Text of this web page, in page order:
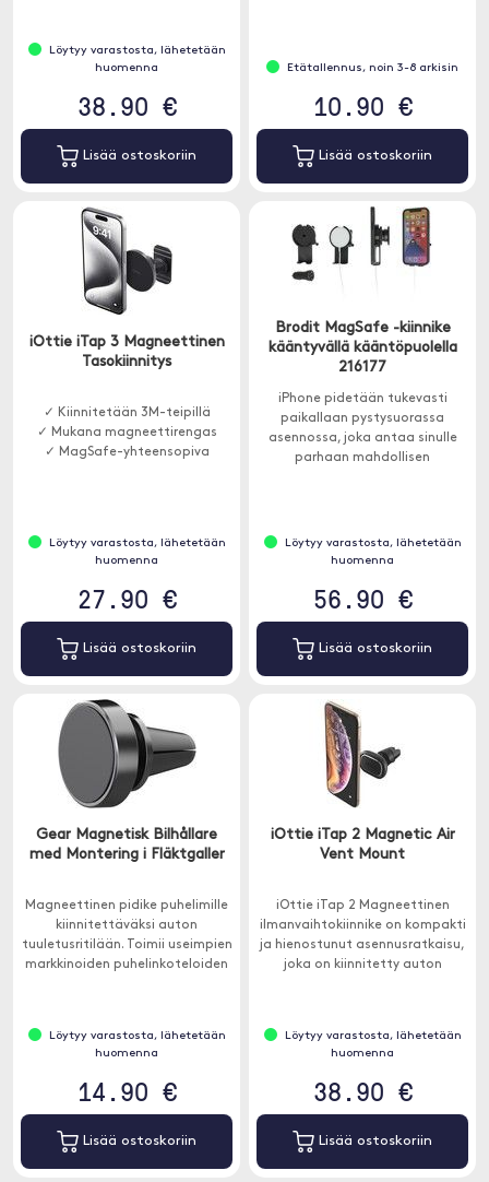
Löytyy varastosta, lähetetään
huomenna
38.90 €
Lisää ostoskoriin
Etätallennus, noin 3-8 arkisin
10.90 €
Lisää ostoskoriin
iOttie iTap 3 Magneettinen
Tasokiinnitys
✓ Kiinnitetään 3M-teipillä
✓ Mukana magneettirengas
✓ MagSafe-yhteensopiva
Löytyy varastosta, lähetetään
huomenna
27.90 €
Lisää ostoskoriin
Brodit MagSafe -kiinnike
kääntyvällä kääntöpuolella
216177
iPhone pidetään tukevasti
paikallaan pystysuorassa
asennossa, joka antaa sinulle
parhaan mahdollisen
alla oleva tuki.
Löytyy varastosta, lähetetään
huomenna
56.90 €
Lisää ostoskoriin
Gear Magnetisk Bilhållare
med Montering i Fläktgaller
Magneettinen pidike puhelimille
kiinnitettäväksi auton
tuuletusritilään. Toimii useimpien
markkinoiden puhelinkoteloiden
Löytyy varastosta, lähetetään
huomenna
14.90 €
Lisää ostoskoriin
iOttie iTap 2 Magnetic Air
Vent Mount
iOttie iTap 2 Magneettinen
ilmanvaihtokiinnike on kompakti
ja hienostunut asennusratkaisu,
joka on kiinnitetty auton
Löytyy varastosta, lähetetään
huomenna
38.90 €
Lisää ostoskoriin